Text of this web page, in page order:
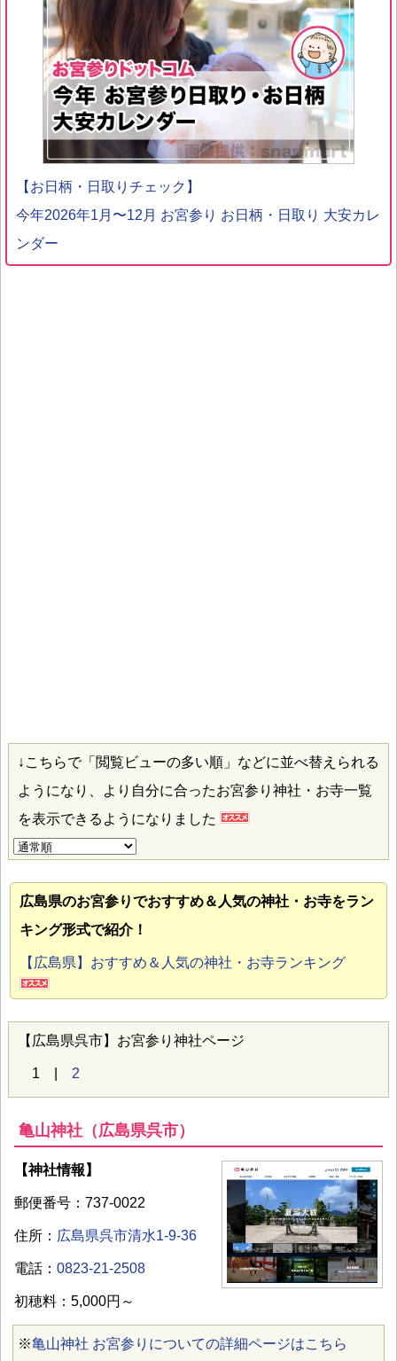
【お日柄・日取りチェック】
今年2026年1月〜12月 お宮参り お日柄・日取り 大安カレ
ンダー
↓こちらで「閲覧ビューの多い順」などに並べ替えられる
ようになり、より自分に合ったお宮参り神社・お寺一覧
を表示できるようになりました
広島県のお宮参りでおすすめ＆人気の神社・お寺をラン
キング形式で紹介！
【広島県】おすすめ＆人気の神社・お寺ランキング
【広島県呉市】お宮参り神社ページ
1 | 2
亀山神社（広島県呉市）
【神社情報】
郵便番号：737-0022
住所： 広島県呉市清水1-9-36
電話： 0823-21-2508
初穂料：5,000円～
※亀山神社 お宮参りについての詳細ページはこちら